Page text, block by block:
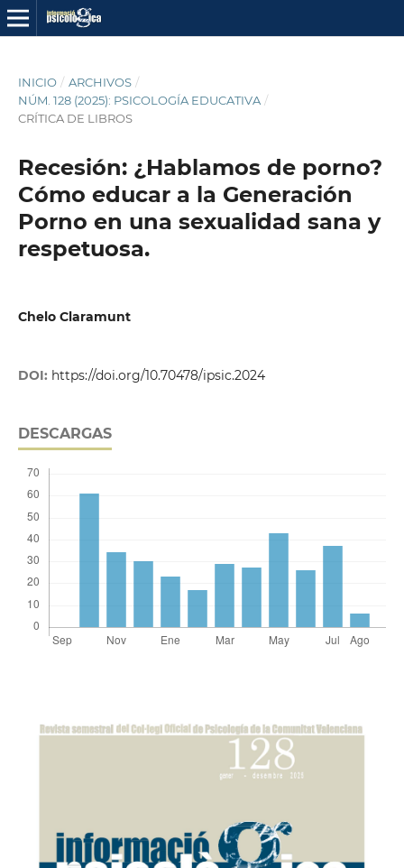
INICIO / ARCHIVOS /
NÚM. 128 (2025): PSICOLOGÍA EDUCATIVA /
CRÍTICA DE LIBROS
Recesión: ¿Hablamos de porno?
Cómo educar a la Generación
Porno en una sexualidad sana y
respetuosa.
Chelo Claramunt
DOI: https://doi.org/10.70478/ipsic.2024
DESCARGAS